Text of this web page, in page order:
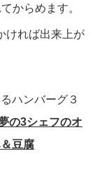
からめます。
ければ出来上が
ハンバーグ３
の3シェフのオ
豆腐